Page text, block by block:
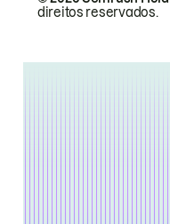
direitos reservados.